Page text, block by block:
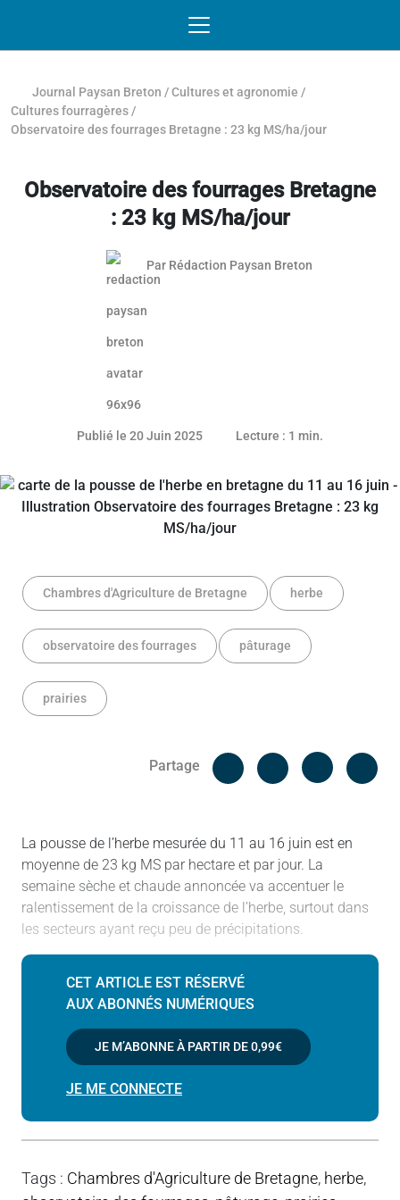
Journal Paysan Breton /Cultures et agronomie /
Cultures fourragères /
Observatoire des fourrages Bretagne : 23 kg MS/ha/jour
Observatoire des fourrages Bretagne
: 23 kg MS/ha/jour
Article réservé aux abonnés
Par Rédaction Paysan Breton
Publié le 20 Juin 202526 juin 2025Lecture : 1 min.
Chambres d'Agriculture de Bretagne herbe
observatoire des fourrages pâturage
prairies
Partage
Facebook
La pousse de l’herbe mesurée du 11 au 16 juin est en
moyenne de 23 kg MS par hectare et par jour. La
semaine sèche et chaude annoncée va accentuer le
ralentissement de la croissance de l’herbe, surtout dans
les secteurs ayant reçu peu de précipitations.
CET ARTICLE EST RÉSERVÉ
AUX ABONNÉS NUMÉRIQUES
JE M’ABONNE À PARTIR DE0,99€
JE ME CONNECTE
Tags : Chambres d'Agriculture de Bretagne, herbe,